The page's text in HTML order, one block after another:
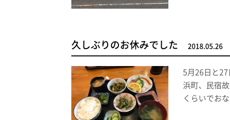
久しぶりのお休みでした 2018.05.26
5月26日と
浜町、民宿
くらいでお